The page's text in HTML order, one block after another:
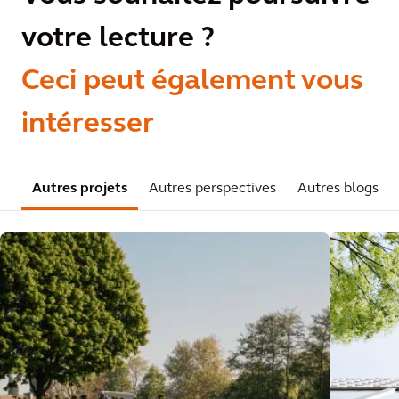
votre lecture ?
Ceci peut également vous
intéresser
Autres projets Autres perspectives Autres blogs